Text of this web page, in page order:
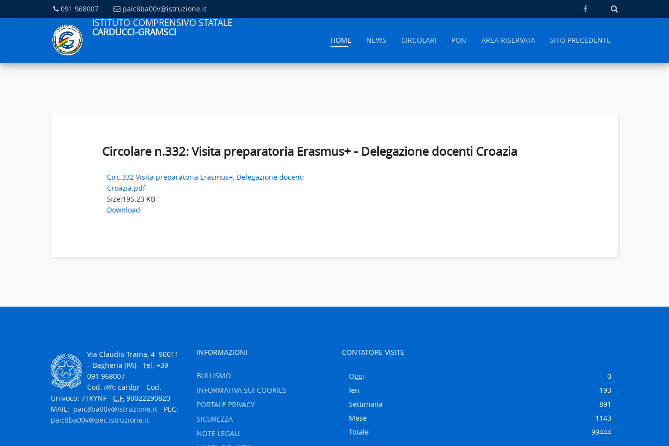
091 968007 paic8ba00v@istruzione.it
ISTITUTO COMPRENSIVO STATALE
CARDUCCI-GRAMSCI
HOME NEWS CIRCOLARI PON AREA RISERVATA SITO PRECEDENTE
Circolare n.332: Visita preparatoria Erasmus+ - Delegazione docenti Croazia
Circ.332 Visita preparatoria Erasmus+, Delegazione docenti
Croazia.pdf
Size:195.23 KB
Download
Via Claudio Traina, 4 90011
– Bagheria (PA) - Tel. +39
091 968007
Cod. iPA: cardgr - Cod.
Univoco: 7TKYNF - C.F. 90022290820
MAIL: paic8ba00v@istruzione.it - PEC:
paic8ba00v@pec.istruzione.it
INFORMAZIONI
BULLISMO
INFORMATIVA SUI COOKIES
PORTALE PRIVACY
SICUREZZA
NOTE LEGALI
CONTATORE VISITE
Oggi
0
Ieri
193
Settimana
891
Mese
1143
Totale
99444